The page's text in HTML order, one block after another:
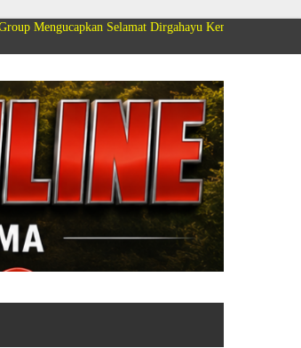
Selamat Dirgahayu Kemerdekaan Republik Indonesia